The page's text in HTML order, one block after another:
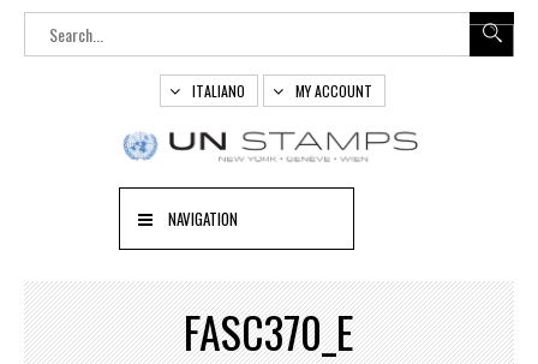
ITALIANO MY ACCOUNT
NAVIGATION
FASC370_E